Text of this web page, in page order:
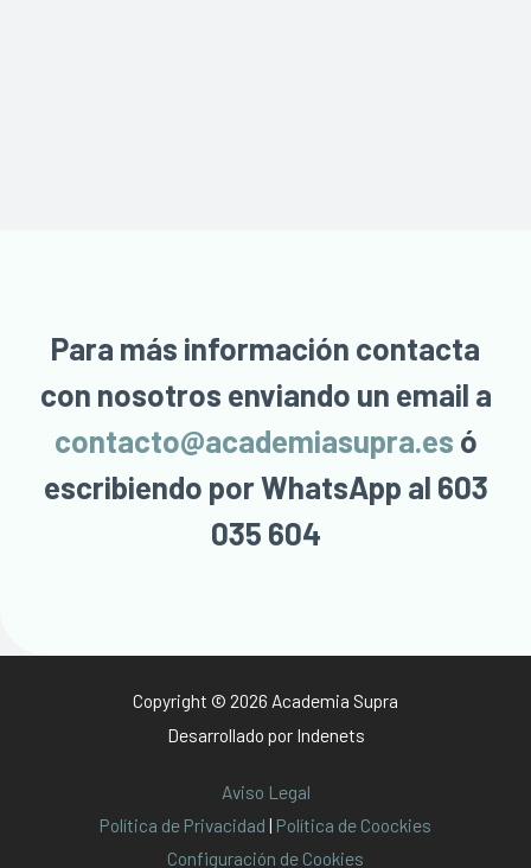
Para más información contacta
con nosotros enviando un email a
contacto@academiasupra.es ó
escribiendo por WhatsApp al 603
035 604
Copyright © 2026 Academia Supra
Desarrollado por Indenets
Aviso Legal
Política de Privacidad | Política de Coockies
Configuración de Cookies